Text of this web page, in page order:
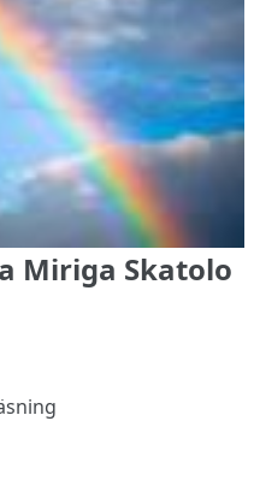
Miriga Skatolo